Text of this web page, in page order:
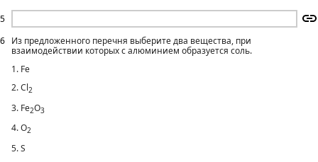
5
6
Из предложенного перечня выберите два вещества, при
взаимодействии которых с алюминием образуется соль.
1. Fe
2. Cl2
3. Fe2O3
4. O2
5. S